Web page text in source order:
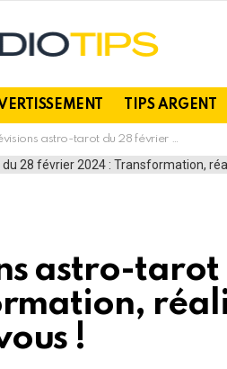
TIPS ARGENT
astro-tarot du 28 février 2024 : Transformation, réalisation et amour au rendez-vous !
astro-
!